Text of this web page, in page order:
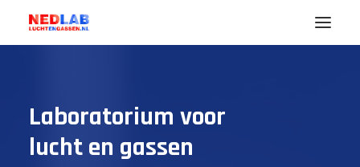
Uw Branche (markt)
Lucht
Laboratorium voor
lucht en gassen